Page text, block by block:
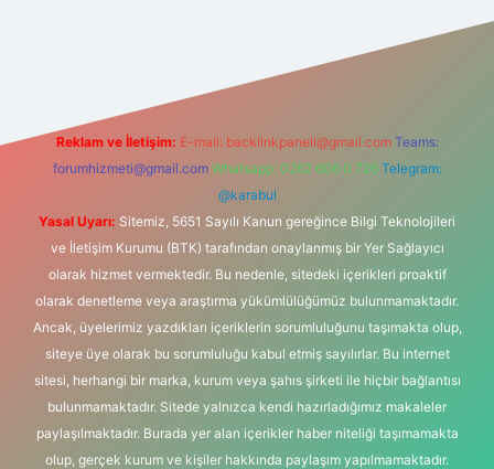
Reklam ve İletişim: E-mail: backlinkpaneli@gmail.com Teams:
forumhizmeti@gmail.com Whatsapp: 0262 606 0 726 Telegram:
@karabul
Yasal Uyarı: Sitemiz, 5651 Sayılı Kanun gereğince Bilgi Teknolojileri
ve İletişim Kurumu (BTK) tarafından onaylanmış bir Yer Sağlayıcı
olarak hizmet vermektedir. Bu nedenle, sitedeki içerikleri proaktif
olarak denetleme veya araştırma yükümlülüğümüz bulunmamaktadır.
Ancak, üyelerimiz yazdıkları içeriklerin sorumluluğunu taşımakta olup,
siteye üye olarak bu sorumluluğu kabul etmiş sayılırlar. Bu internet
sitesi, herhangi bir marka, kurum veya şahıs şirketi ile hiçbir bağlantısı
bulunmamaktadır. Sitede yalnızca kendi hazırladığımız makaleler
paylaşılmaktadır. Burada yer alan içerikler haber niteliği taşımamakta
olup, gerçek kurum ve kişiler hakkında paylaşım yapılmamaktadır.